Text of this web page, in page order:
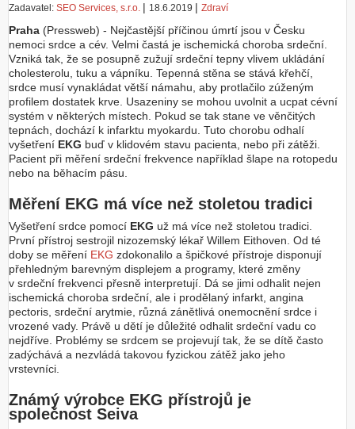
Zadavatel: SEO Services, s.r.o. | 18.6.2019 | Zdraví
Praha (Pressweb) - Nejčastější příčinou úmrtí jsou v Česku
nemoci srdce a cév. Velmi častá je ischemická choroba srdeční.
Vzniká tak, že se posupně zužují srdeční tepny vlivem ukládání
cholesterolu, tuku a vápníku. Tepenná stěna se stává křehčí,
srdce musí vynakládat větší námahu, aby protlačilo zúženým
profilem dostatek krve. Usazeniny se mohou uvolnit a ucpat cévní
systém v některých místech. Pokud se tak stane ve věnčitých
tepnách, dochází k infarktu myokardu. Tuto chorobu odhalí
vyšetření EKG buď v klidovém stavu pacienta, nebo při zátěži.
Pacient při měření srdeční frekvence například šlape na rotopedu
nebo na běhacím pásu.
Měření EKG má více než stoletou tradici
Vyšetření srdce pomocí EKG už má více než stoletou tradici.
První přístroj sestrojil nizozemský lékař Willem Eithoven. Od té
doby se měření EKG zdokonalilo a špičkové přístroje disponují
přehledným barevným displejem a programy, které změny
v srdeční frekvenci přesně interpretují. Dá se jimi odhalit nejen
ischemická choroba srdeční, ale i prodělaný infarkt, angina
pectoris, srdeční arytmie, různá zánětlivá onemocnění srdce i
vrozené vady. Právě u dětí je důležité odhalit srdeční vadu co
nejdříve. Problémy se srdcem se projevují tak, že se dítě často
zadýchává a nezvládá takovou fyzickou zátěž jako jeho
vrstevníci.
Známý výrobce EKG přístrojů je
společnost Seiva